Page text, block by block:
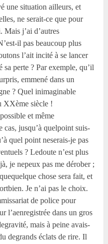
une situation ailleurs, et
ne serait-ce que pour
Mais j’ai d’autres
il pas beaucoup plus
l’ait incité à se lancer
sa perte ? Par exemple, qu’il
emmené dans un
? Quel inimaginable
XXème siècle !
et même
cas, jusqu’à quelpoint suis-
quel point neserais-je pas
? Ledoute n’est plus
je nepeux pas me dérober ;
chose sera fait, et
Je n’ai pas le choix.
de police pour
l’aenregistrée dans un gros
mais à peine avais-
degrands éclats de rire. Il